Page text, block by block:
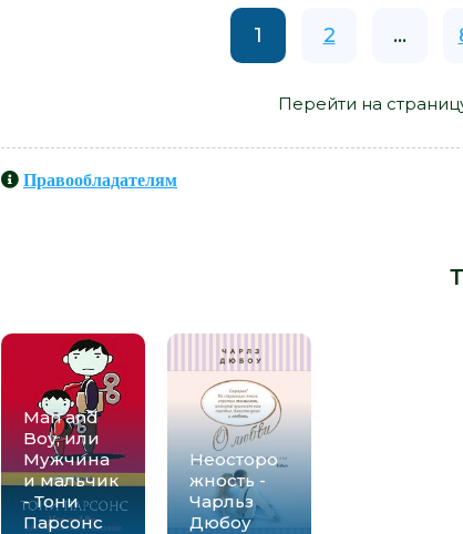
1 2 ...
Перейти на
Правообладателям
Man and
Boy, или
Мужчина
и мальчик
- Тони
Парсонс
Неосторо
жность -
Чарльз
Дюбоу